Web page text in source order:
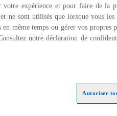
expérience et pour faire de la
ne sont utilisés que lorsque vous les
même temps ou gérer vos propres
notre déclaration de
Autoriser